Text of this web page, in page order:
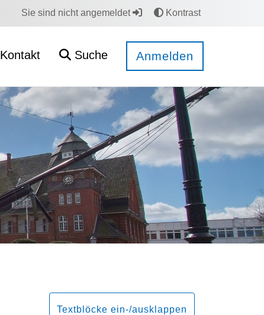
Sie sind nicht angemeldet Kontrast
Kontakt Suche Anmelden
Textblöcke ein-/ausklappen